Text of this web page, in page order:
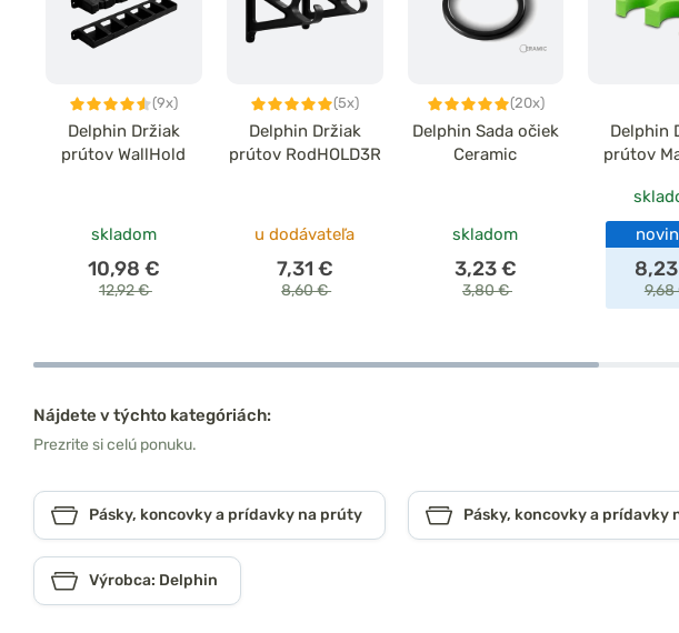
(9x)
Delphin Držiak
prútov WallHold
skladom
10,98 €
12,92 €
(5x)
Delphin Držiak
prútov RodHOLD3R
u dodávateľa
7,31 €
8,60 €
(20x)
Delphin Sada očiek
Ceramic
skladom
3,23 €
3,80 €
Delphin
prútov
Nájdete v týchto kategóriách:
Prezrite si celú ponuku.
Pásky, koncovky a prídavky na prúty Pásky, koncovky a prídavky
Výrobca: Delphin